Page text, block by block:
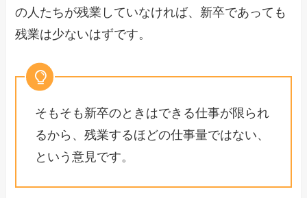
の人たちが残業していなければ、新卒であっても
残業は少ないはずです。
そもそも新卒のときはできる仕事が限られ
るから、残業するほどの仕事量ではない、
という意見です。